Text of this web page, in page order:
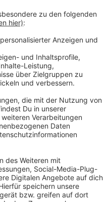
Ihre
den YouTube
zu laden!
Service eines
Videoinhalte
Service kann
Aktivitäten
lesen Sie die
Sie der
zu, um dieses
LYRIC VIDEO]